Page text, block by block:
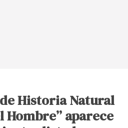
Historia Natural
Hombre” aparece